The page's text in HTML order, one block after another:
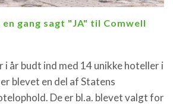
gang sagt "JA" til Comwell
i år budt ind med 14 unikke hoteller i
blevet en del af Statens
De er bl.a. blevet valgt for